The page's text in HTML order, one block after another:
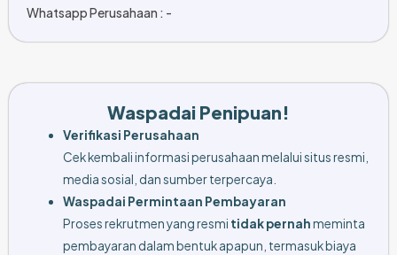
Whatsapp Perusahaan : -
Waspadai Penipuan!
Verifikasi Perusahaan
Cek kembali informasi perusahaan melalui situs resmi,
media sosial, dan sumber terpercaya.
Waspadai Permintaan Pembayaran
Proses rekrutmen yang resmi tidak pernahmeminta
pembayaran dalam bentuk apapun, termasuk biaya